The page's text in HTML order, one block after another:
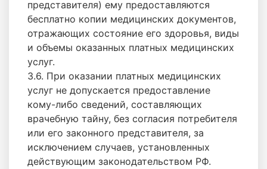
представителя) ему предоставляются
бесплатно копии медицинских документов,
отражающих состояние его здоровья, виды
и объемы оказанных платных медицинских
услуг.
3.6. При оказании платных медицинских
услуг не допускается предоставление
кому-либо сведений, составляющих
врачебную тайну, без согласия потребителя
или его законного представителя, за
исключением случаев, установленных
действующим законодательством РФ.